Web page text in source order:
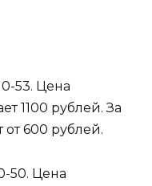
53. Цена
1100 рублей. За
600 рублей.
50. Цена